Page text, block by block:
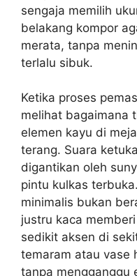
sengaja memilih
belakang kompor
merata, tanpa
terlalu sibuk.
Ketika proses
melihat bagaimana
elemen kayu di
terang. Suara
digantikan oleh
pintu kulkas
minimalis bukan
justru kaca
sedikit aksen di
temaram atau vase
tanpa mengganggu